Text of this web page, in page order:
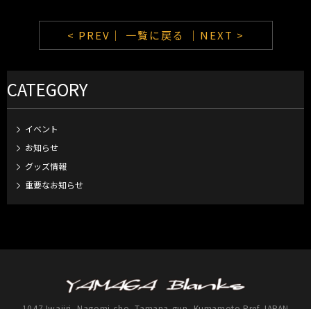
< PREV｜ 一覧に戻る ｜NEXT >
CATEGORY
イベント
お知らせ
グッズ情報
重要なお知らせ